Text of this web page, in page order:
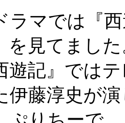
マでは『
を見てまし
遊記』では
伊藤淳史が